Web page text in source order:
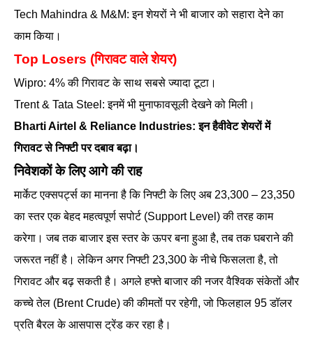
Tech Mahindra & M&M: इन शेयरों ने भी बाजार को सहारा देने का
काम किया।
Top Losers (गिरावट वाले शेयर)
Wipro: 4% की गिरावट के साथ सबसे ज्यादा टूटा।
Trent & Tata Steel: इनमें भी मुनाफावसूली देखने को मिली।
Bharti Airtel & Reliance Industries: इन हैवीवेट शेयरों में
गिरावट से निफ्टी पर दबाव बढ़ा।
निवेशकों के लिए आगे की राह
मार्केट एक्सपर्ट्स का मानना है कि निफ्टी के लिए अब 23,300 – 23,350
का स्तर एक बेहद महत्वपूर्ण सपोर्ट (Support Level) की तरह काम
करेगा। जब तक बाजार इस स्तर के ऊपर बना हुआ है, तब तक घबराने की
जरूरत नहीं है। लेकिन अगर निफ्टी 23,300 के नीचे फिसलता है, तो
गिरावट और बढ़ सकती है। अगले हफ्ते बाजार की नजर वैश्विक संकेतों और
कच्चे तेल (Brent Crude) की कीमतों पर रहेगी, जो फिलहाल 95 डॉलर
प्रति बैरल के आसपास ट्रेंड कर रहा है।